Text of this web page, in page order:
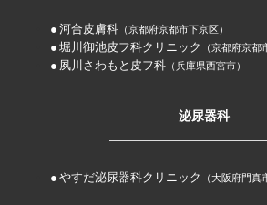
河合皮膚科 （京都府京都市下京区）
堀川御池皮フ科クリニック （京都府京都
夙川さわもと皮フ科 （兵庫県西宮市）
泌尿器科
やすだ泌尿器科クリニック （大阪府門真